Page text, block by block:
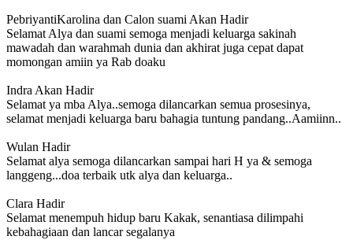
PebriyantiKarolina dan Calon suami Akan Hadir
Selamat Alya dan suami semoga menjadi keluarga sakinah
mawadah dan warahmah dunia dan akhirat juga cepat dapat
momongan amiin ya Rab doaku
Indra Akan Hadir
Selamat ya mba Alya..semoga dilancarkan semua prosesinya,
selamat menjadi keluarga baru bahagia tuntung pandang..Aamiinn..
Wulan Hadir
Selamat alya semoga dilancarkan sampai hari H ya & semoga
langgeng...doa terbaik utk alya dan keluarga..
Clara Hadir
Selamat menempuh hidup baru Kakak, senantiasa dilimpahi
kebahagiaan dan lancar segalanya